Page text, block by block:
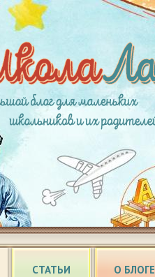
СТАТЬИ О БЛОГЕ